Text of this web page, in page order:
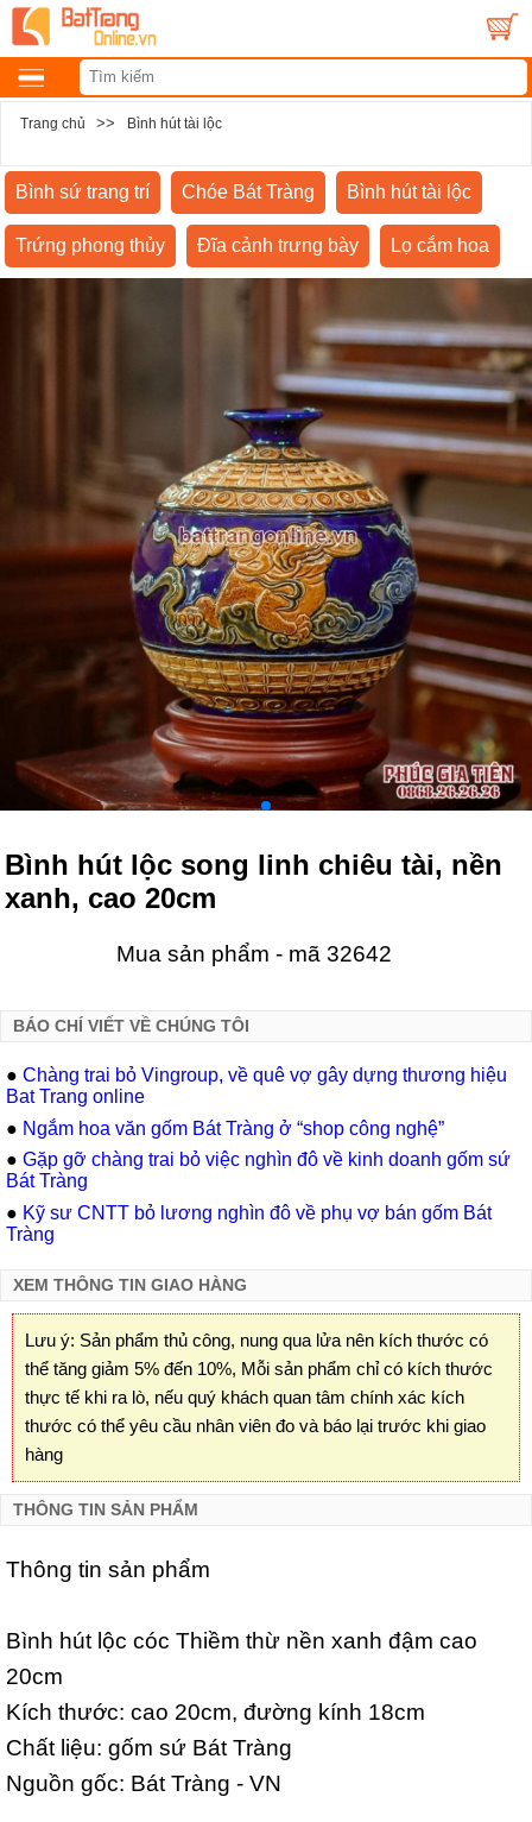
Trang chủ >> Bình hút tài lộc
Bình sứ trang trí Chóe Bát Tràng Bình hút tài lộc
Trứng phong thủy Đĩa cảnh trưng bày Lọ cắm hoa
Bình hút lộc song linh chiêu tài, nền
xanh, cao 20cm
Mua sản phẩm - mã 32642
BÁO CHÍ VIẾT VỀ CHÚNG TÔI
● Chàng trai bỏ Vingroup, về quê vợ gây dựng thương hiệu
Bat Trang online
● Ngắm hoa văn gốm Bát Tràng ở “shop công nghệ”
● Gặp gỡ chàng trai bỏ việc nghìn đô về kinh doanh gốm sứ
Bát Tràng
● Kỹ sư CNTT bỏ lương nghìn đô về phụ vợ bán gốm Bát
Tràng
XEM THÔNG TIN GIAO HÀNG
Lưu ý: Sản phẩm thủ công, nung qua lửa nên kích thước có
thể tăng giảm 5% đến 10%, Mỗi sản phẩm chỉ có kích thước
thực tế khi ra lò, nếu quý khách quan tâm chính xác kích
thước có thể yêu cầu nhân viên đo và báo lại trước khi giao
hàng
THÔNG TIN SẢN PHẨM
Thông tin sản phẩm
Bình hút lộc cóc Thiềm thừ nền xanh đậm cao
20cm
Kích thước: cao 20cm, đường kính 18cm
Chất liệu: gốm sứ Bát Tràng
Nguồn gốc: Bát Tràng - VN